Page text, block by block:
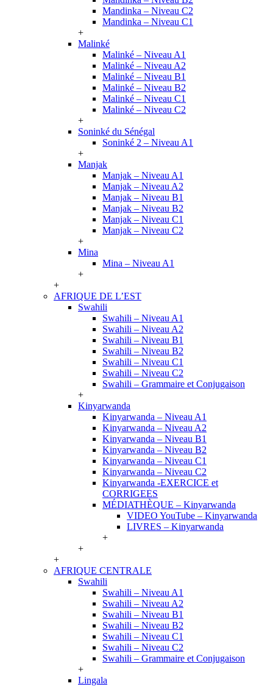
Mandinka – Niveau C2
Mandinka – Niveau C1
+
Malinké
Malinké – Niveau A1
Malinké – Niveau A2
Malinké – Niveau B1
Malinké – Niveau B2
Malinké – Niveau C1
Malinké – Niveau C2
+
Soninké du Sénégal
Soninké 2 – Niveau A1
+
Manjak
Manjak – Niveau A1
Manjak – Niveau A2
Manjak – Niveau B1
Manjak – Niveau B2
Manjak – Niveau C1
Manjak – Niveau C2
+
Mina
Mina – Niveau A1
+
+
AFRIQUE DE L’EST
Swahili
Swahili – Niveau A1
Swahili – Niveau A2
Swahili – Niveau B1
Swahili – Niveau B2
Swahili – Niveau C1
Swahili – Niveau C2
Swahili – Grammaire et Conjugaison
+
Kinyarwanda
Kinyarwanda – Niveau A1
Kinyarwanda – Niveau A2
Kinyarwanda – Niveau B1
Kinyarwanda – Niveau B2
Kinyarwanda – Niveau C1
Kinyarwanda – Niveau C2
Kinyarwanda -EXERCICE et
CORRIGEES
MÉDIATHÈQUE – Kinyarwanda
VIDEO YouTube – Kinyarwanda
LIVRES – Kinyarwanda
+
+
+
AFRIQUE CENTRALE
Swahili
Swahili – Niveau A1
Swahili – Niveau A2
Swahili – Niveau B1
Swahili – Niveau B2
Swahili – Niveau C1
Swahili – Niveau C2
Swahili – Grammaire et Conjugaison
+
Lingala